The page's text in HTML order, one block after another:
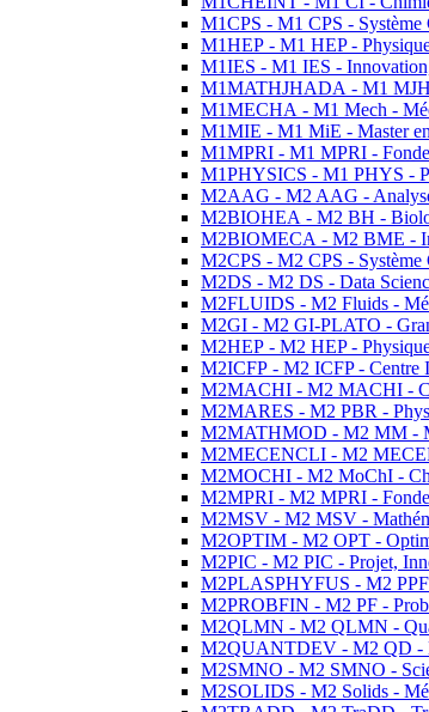
M1CPS - M1 CPS - Système
M1HEP - M1 HEP -
M1IES - M1 IES -
M1MATHJHADA - M1 MJH
M1MECHA - M1 Mech -
M1MIE - M1 MiE - Master
M1MPRI - M1 MPRI -
M1PHYSICS - M1 PHYS -
M2AAG - M2 AAG -
M2BIOHEA - M2 BH -
M2BIOMECA - M2 BME -
M2CPS - M2 CPS - Système
M2DS - M2 DS - Data
M2FLUIDS - M2 Fluids -
M2GI - M2 GI-PLATO -
M2HEP - M2 HEP -
M2ICFP - M2 ICFP - Centre
M2MACHI - M2 MACHI -
M2MARES - M2 PBR -
M2MATHMOD - M2 MM -
M2MECENCLI - M2
M2MOCHI - M2 MoChI -
M2MPRI - M2 MPRI -
M2MSV - M2 MSV -
M2OPTIM - M2 OPT -
M2PIC - M2 PIC - Projet,
M2PLASPHYFUS - M2 PPF
M2PROBFIN - M2 PF -
M2QLMN - M2 QLMN -
M2QUANTDEV - M2 QD -
M2SMNO - M2 SMNO -
M2SOLIDS - M2 Solids -